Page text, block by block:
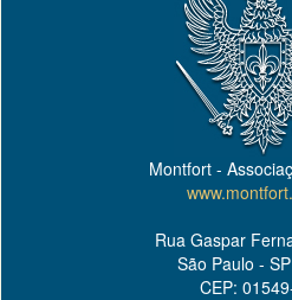
Montfort -
Rua Gaspar
São Paulo -
CEP: